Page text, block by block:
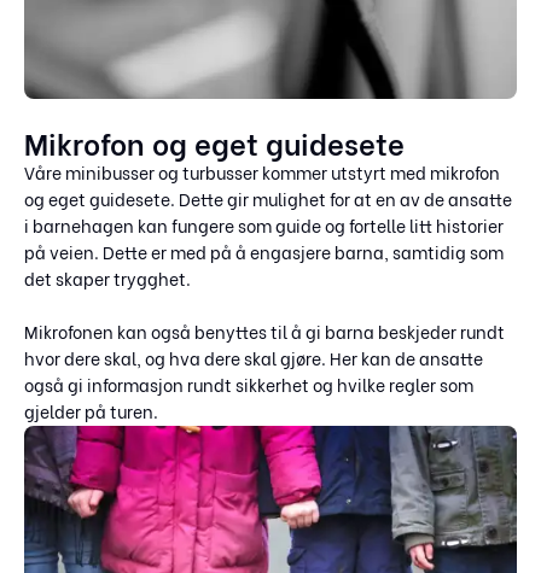
Mikrofon og eget guidesete
Våre minibusser og turbusser kommer utstyrt med mikrofon
og eget guidesete. Dette gir mulighet for at en av de ansatte
i barnehagen kan fungere som guide og fortelle litt historier
på veien. Dette er med på å engasjere barna, samtidig som
det skaper trygghet.
Mikrofonen kan også benyttes til å gi barna beskjeder rundt
hvor dere skal, og hva dere skal gjøre. Her kan de ansatte
også gi informasjon rundt sikkerhet og hvilke regler som
gjelder på turen.